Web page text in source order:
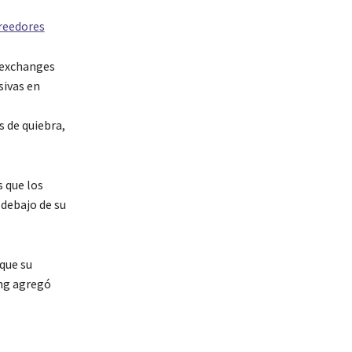
en
de quiebra,
que los
de su
su
agregó